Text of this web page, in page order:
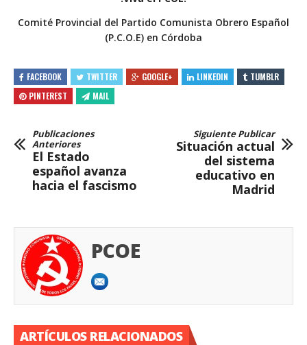
Comité Provincial del Partido Comunista Obrero Español
(P.C.O.E) en Córdoba
FACEBOOK TWITTER GOOGLE+ LINKEDIN
TUMBLR
PINTEREST
MAIL
Publicaciones
Anteriores
El Estado
español avanza
hacia el fascismo
Siguiente Publicar
Situación actual
del sistema
educativo en
Madrid
PCOE
ARTÍCULOS RELACIONADOS